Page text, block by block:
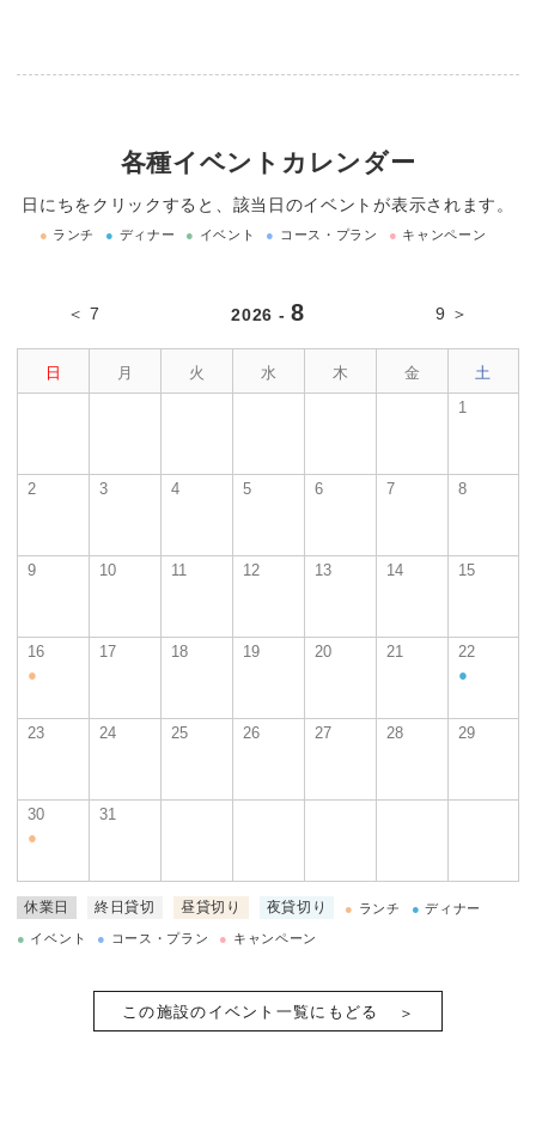
各種イベントカレンダー
日にちをクリックすると、該当日のイベントが表示されます。
● ランチ ● ディナー ● イベント ● コース・プラン ● キャンペーン
＜ 7 2026 -8 9 ＞
日 月 火 水 木 金
土
1
2 3 4 5 6 7 8
9 10 11 12 13 14 15
16
●
17 18 19 20 21
22
●
23 24 25 26 27 28 29
30
●
31
休業日 終日貸切 昼貸切り 夜貸切り ● ランチ ● ディナー
● イベント ● コース・プラン ● キャンペーン
この施設のイベント一覧にもどる